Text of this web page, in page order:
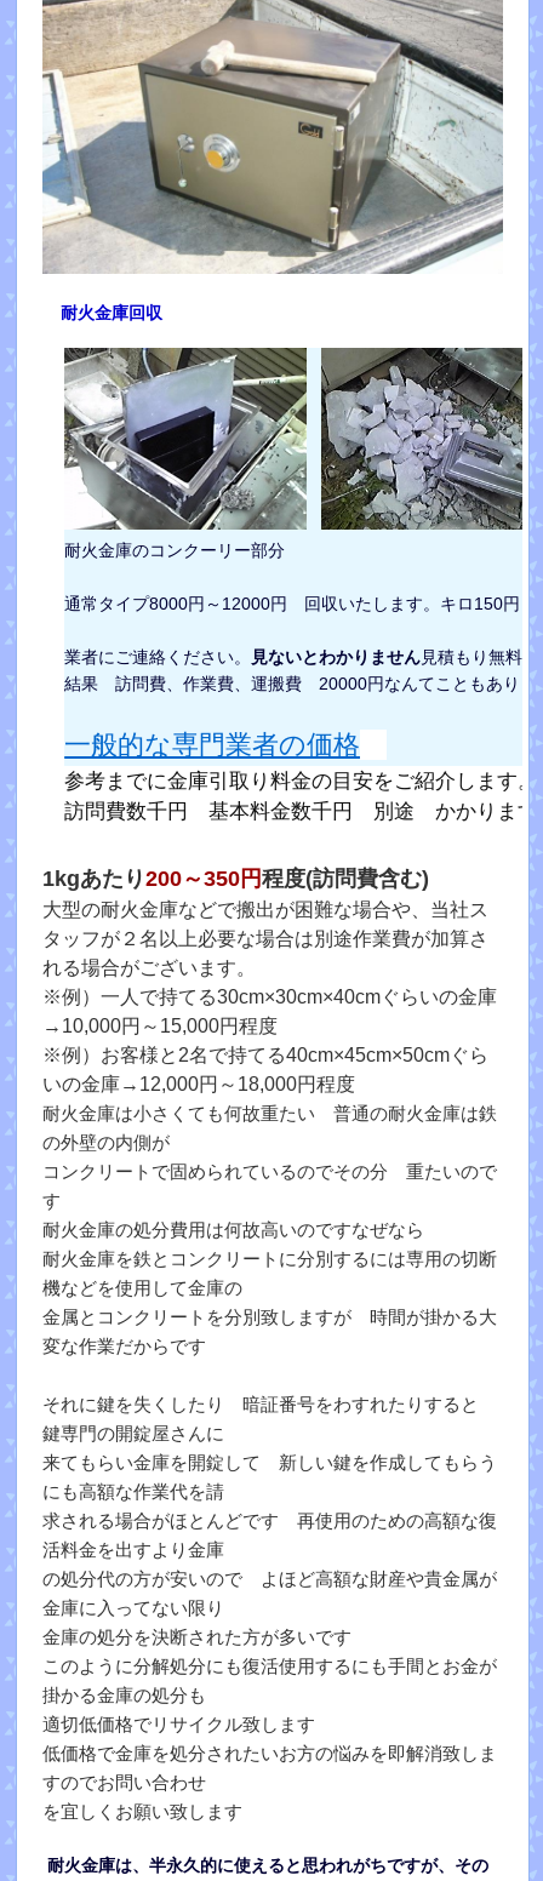
耐火金庫回収
耐火金庫のコンクーリー部分
通常タイプ8000円～12000円 回収いたします。キロ150円～
業者にご連絡ください。 見ないとわかりません見積もり無料
結果 訪問費、作業費、運搬費 20000円なんてこともありま
一般的な専門業者の価格
参考までに金庫引取り料金の目安をご紹介します。
訪問費数千円 基本料金数千円 別途 かかります
1kgあたり200～350円程度(訪問費含む)
大型の耐火金庫などで搬出が困難な場合や、当社ス
タッフが２名以上必要な場合は別途作業費が加算さ
れる場合がございます。
※例）一人で持てる30cm×30cm×40cmぐらいの金庫
→10,000円～15,000円程度
※例）お客様と2名で持てる40cm×45cm×50cmぐら
いの金庫→12,000円～18,000円程度
耐火金庫は小さくても何故重たい 普通の耐火金庫は鉄
の外壁の内側が
コンクリートで固められているのでその分 重たいので
す
耐火金庫の処分費用は何故高いのですなぜなら
耐火金庫を鉄とコンクリートに分別するには専用の切断
機などを使用して金庫の
金属とコンクリートを分別致しますが 時間が掛かる大
変な作業だからです
それに鍵を失くしたり 暗証番号をわすれたりすると
鍵専門の開錠屋さんに
来てもらい金庫を開錠して 新しい鍵を作成してもらう
にも高額な作業代を請
求される場合がほとんどです 再使用のための高額な復
活料金を出すより金庫
の処分代の方が安いので よほど高額な財産や貴金属が
金庫に入ってない限り
金庫の処分を決断された方が多いです
このように分解処分にも復活使用するにも手間とお金が
掛かる金庫の処分も
適切低価格でリサイクル致します
低価格で金庫を処分されたいお方の悩みを即解消致しま
すのでお問い合わせ
を宜しくお願い致します
耐火金庫は、半永久的に使えると思われがちですが、その